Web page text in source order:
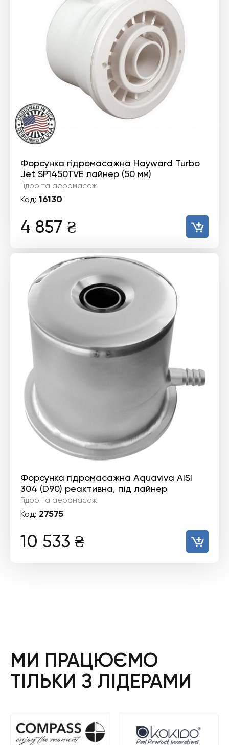
Форсунка гідромасажна Hayward Turbo
Jet SP1450TVE лайнер (50 мм)
Гідро та аеромасаж
Код: 16130
4 857 ₴
Форсунка гідромасажна Aquaviva AISI
304 (D90) реактивна, під лайнер
Гідро та аеромасаж
Код: 27575
10 533 ₴
МИ ПРАЦЮЄМО
ТІЛЬКИ З ЛІДЕРАМИ